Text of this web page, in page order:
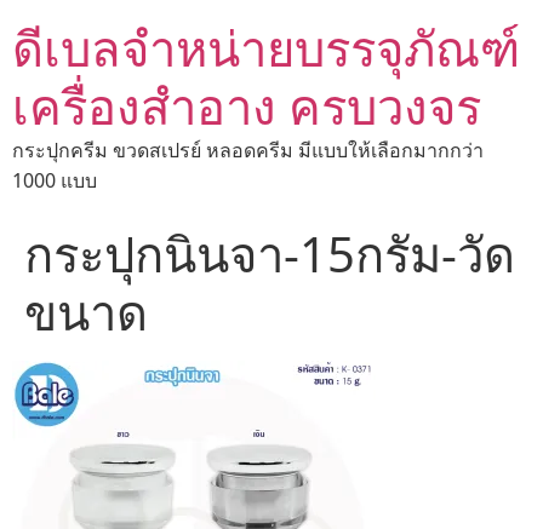
ดีเบลจำหน่ายบรรจุภัณฑ์
เครื่องสำอาง ครบวงจร
กระปุกครีม ขวดสเปรย์ หลอดครีม มีแบบให้เลือกมากกว่า
1000 แบบ
กระปุกนินจา-15กรัม-วัด
ขนาด